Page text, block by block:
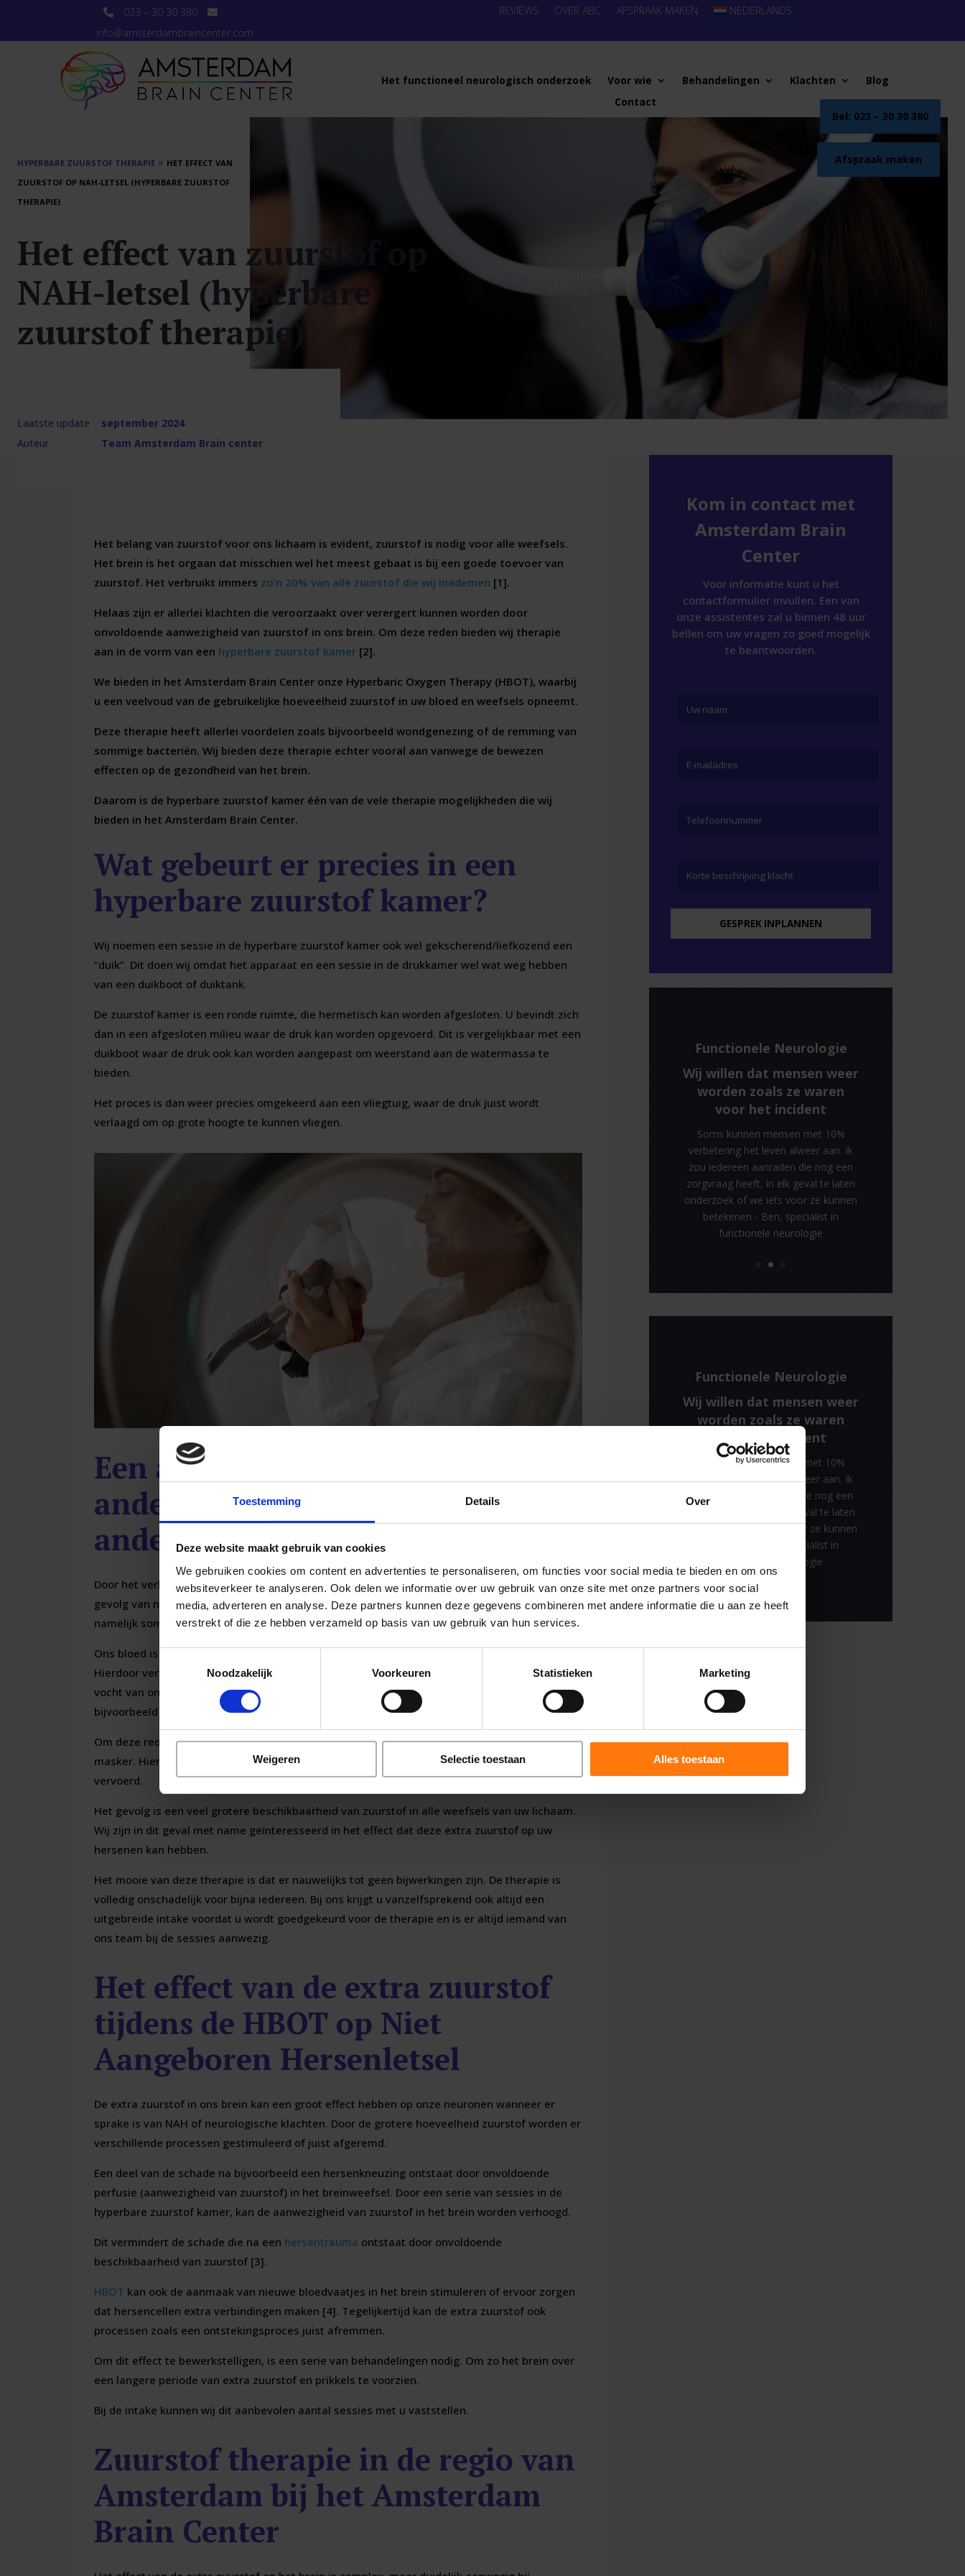
Toestemming Details Over
Deze website maakt gebruik van cookies
We gebruiken cookies om content en advertenties te personaliseren, om functies voor social media te bieden en om ons
websiteverkeer te analyseren. Ook delen we informatie over uw gebruik van onze site met onze partners voor social
media, adverteren en analyse. Deze partners kunnen deze gegevens combineren met andere informatie die u aan ze heeft
verstrekt of die ze hebben verzameld op basis van uw gebruik van hun services.
Noodzakelijk
Voorkeuren Statistieken Marketing
Weigeren Selectie toestaan Alles toestaan
023 – 30 30 380
info@amsterdambraincenter.com
REVIEWS OVER ABC AFSPRAAK MAKEN NEDERLANDS
Het functioneel neurologisch onderzoek Voor wie Behandelingen Klachten
Blog
Contact
Bel: 023 – 30 30 380
Afspraak maken
HYPERBARE ZUURSTOF THERAPIE » HET EFFECT VAN
ZUURSTOF OP NAH-LETSEL (HYPERBARE ZUURSTOF
THERAPIE)
Het effect van zuurstof op
NAH-letsel (hyperbare
zuurstof therapie)
Laatste update september 2024
Auteur
Team Amsterdam Brain center
Het belang van zuurstof voor ons lichaam is evident, zuurstof is nodig voor alle weefsels.
Het brein is het orgaan dat misschien wel het meest gebaat is bij een goede toevoer van
zuurstof. Het verbruikt immers zo’n 20% van alle zuurstof die wij inademen [1].
Helaas zijn er allerlei klachten die veroorzaakt over verergert kunnen worden door
onvoldoende aanwezigheid van zuurstof in ons brein. Om deze reden bieden wij therapie
aan in de vorm van een hyperbare zuurstof kamer[2].
We bieden in het Amsterdam Brain Center onze Hyperbaric Oxygen Therapy (HBOT), waarbij
u een veelvoud van de gebruikelijke hoeveelheid zuurstof in uw bloed en weefsels opneemt.
Deze therapie heeft allerlei voordelen zoals bijvoorbeeld wondgenezing of de remming van
sommige bacteriën. Wij bieden deze therapie echter vooral aan vanwege de bewezen
effecten op de gezondheid van het brein.
Daarom is de hyperbare zuurstof kamer één van de vele therapie mogelijkheden die wij
bieden in het Amsterdam Brain Center.
Wat gebeurt er precies in een
hyperbare zuurstof kamer?
Wij noemen een sessie in de hyperbare zuurstof kamer ook wel gekscherend/liefkozend een
“duik”. Dit doen wij omdat het apparaat en een sessie in de drukkamer wel wat weg hebben
van een duikboot of duiktank.
De zuurstof kamer is een ronde ruimte, die hermetisch kan worden afgesloten. U bevindt zich
dan in een afgesloten milieu waar de druk kan worden opgevoerd. Dit is vergelijkbaar met een
duikboot waar de druk ook kan worden aangepast om weerstand aan de watermassa te
bieden.
Het proces is dan weer precies omgekeerd aan een vliegtuig, waar de druk juist wordt
verlaagd om op grote hoogte te kunnen vliegen.
Een andere luchtdruk geeft
andere eigenschappen aan onder
andere ons bloed
Door het verhogen van de luchtdruk, gebeurt een aantal opmerkelijke zaken. Deze zijn het
gevolg van natuurkundige en scheikundige wetten. Door de hogere druk, veranderen er
namelijk sommige eigenschappen van onze weefsels.
Ons bloed is namelijk in staat om veel meer zuurstof te vervoeren door de hogere druk.
Hierdoor vervoeren niet alleen rode bloedcellen zuurstof, ook het bloedplasma (dit is het
vocht van ons bloed) vervoert zuurstof. Hierdoor kan ons bloed veel meer zuurstof naar
bijvoorbeeld onze hersenen vervoeren.
Om deze reden krijgt u tijdens een sessie in de hyperbare zuurstof kamer ook een zuurstof
masker. Hierdoor krijgt u extra veel zuurstof binnen, die vervolgens door uw lichaam wordt
vervoerd.
Het gevolg is een veel grotere beschikbaarheid van zuurstof in alle weefsels van uw lichaam.
Wij zijn in dit geval met name geïnteresseerd in het effect dat deze extra zuurstof op uw
hersenen kan hebben.
Het mooie van deze therapie is dat er nauwelijks tot geen bijwerkingen zijn. De therapie is
volledig onschadelijk voor bijna iedereen. Bij ons krijgt u vanzelfsprekend ook altijd een
uitgebreide intake voordat u wordt goedgekeurd voor de therapie en is er altijd iemand van
ons team bij de sessies aanwezig.
Het effect van de extra zuurstof
tijdens de HBOT op Niet
Aangeboren Hersenletsel
De extra zuurstof in ons brein kan een groot effect hebben op onze neuronen wanneer er
sprake is van NAH of neurologische klachten. Door de grotere hoeveelheid zuurstof worden er
verschillende processen gestimuleerd of juist afgeremd.
Een deel van de schade na bijvoorbeeld een hersenkneuzing ontstaat door onvoldoende
perfusie (aanwezigheid van zuurstof) in het breinweefsel. Door een serie van sessies in de
hyperbare zuurstof kamer, kan de aanwezigheid van zuurstof in het brein worden verhoogd.
Dit vermindert de schade die na een hersentrauma ontstaat door onvoldoende
beschikbaarheid van zuurstof [3].
HBOT kan ook de aanmaak van nieuwe bloedvaatjes in het brein stimuleren of ervoor zorgen
dat hersencellen extra verbindingen maken [4]. Tegelijkertijd kan de extra zuurstof ook
processen zoals een ontstekingsproces juist afremmen.
Om dit effect te bewerkstelligen, is een serie van behandelingen nodig. Om zo het brein over
een langere periode van extra zuurstof en prikkels te voorzien.
Bij de intake kunnen wij dit aanbevolen aantal sessies met u vaststellen.
Zuurstof therapie in de regio van
Amsterdam bij het Amsterdam
Brain Center
Kom in contact met
Amsterdam Brain
Center
Voor informatie kunt u het
contactformulier invullen. Een van
onze assistentes zal u binnen 48 uur
bellen om uw vragen zo goed mogelijk
te beantwoorden.
Functionele Neurologie
Wij willen dat mensen weer
worden zoals ze waren
voor het incident
Soms kunnen mensen met 10%
verbetering het leven alweer aan. Ik
zou iedereen aanraden die nog een
zorgvraag heeft, in elk geval te laten
onderzoek of we iets voor ze kunnen
betekenen - Ben, specialist in
functionele neurologie
Functionele Neurologie
Wij willen dat mensen weer
worden zoals ze waren
voor het incident
Soms kunnen mensen met 10%
verbetering het leven alweer aan. Ik
zou iedereen aanraden die nog een
zorgvraag heeft, in elk geval te laten
onderzoek of we iets voor ze kunnen
betekenen - Ben, specialist in
functionele neurologie